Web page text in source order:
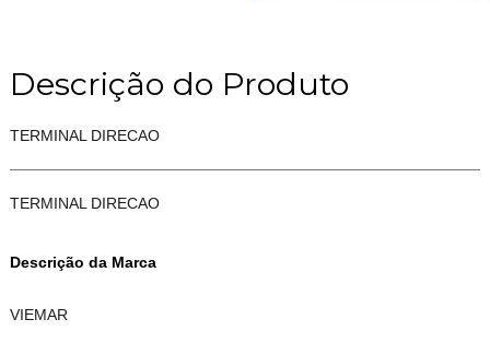
Descrição do Produto
TERMINAL DIRECAO
TERMINAL DIRECAO
Descrição da Marca
VIEMAR